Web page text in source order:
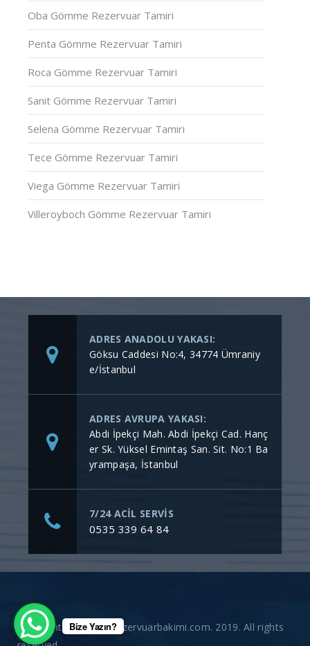
Oba Gömme Rezervuar Tamiri
Penta Gömme Rezervuar Tamiri
Roca Gömme Rezervuar Tamiri
Sanit Gömme Rezervuar Tamiri
Selena Gömme Rezervuar Tamiri
Tece Gömme Rezervuar Tamiri
Viega Gömme Rezervuar Tamiri
Villeroyboch Gömme Rezervuar Tamiri
ADRES ANADOLU YAKASI:
Göksu Caddesi No:4, 34774 Ümraniy
e/İstanbul
ADRES AVRUPA YAKASI:
Abdi İpekçi Mah. Abdi İpekçi Cad. Hanç
er Sk. Yüksel Emintaş San. Sit. No:1 Ba
yrampaşa, İstanbul
7/24 ACİL SERVİS
0535 339 64 84
Copyright © gommerezervuarbakimi.com. 2019. All rights
Bize Yazın?